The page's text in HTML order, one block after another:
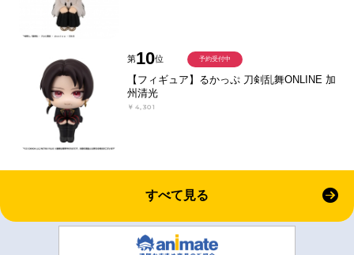
第10位
【フィギュア】るかっぷ 刀剣乱舞ONLINE 加
州清光
￥4,301
予約受付中
すべて見る